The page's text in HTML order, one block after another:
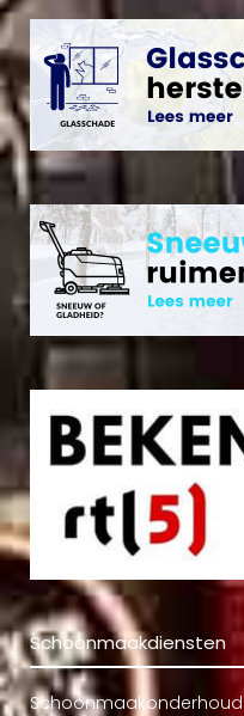
Schoonmaakdiensten
Schoonmaakonderhoud